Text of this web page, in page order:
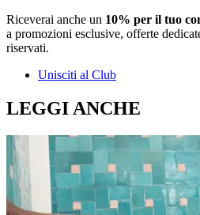
Riceverai anche un 10% per il tuo
a promozioni esclusive, offerte
riservati.
Unisciti al Club
LEGGI ANCHE